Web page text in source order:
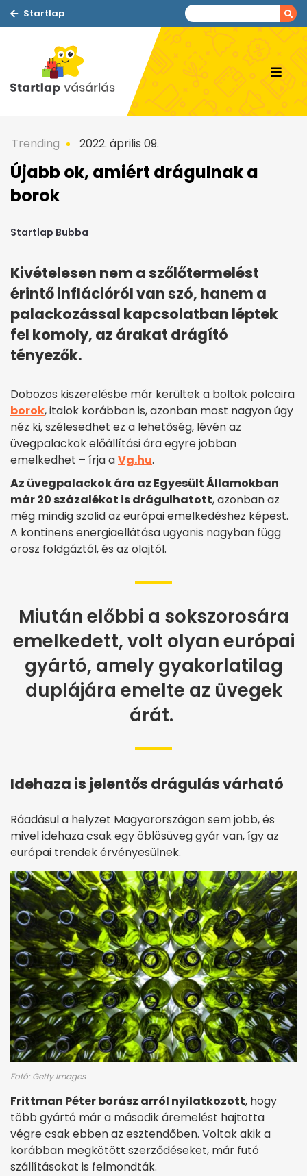
Startlap
Trending 2022. április 09.
Újabb ok, amiért drágulnak a
borok
Startlap Bubba
Kivételesen nem a szőlőtermelést
érintő inflációról van szó, hanem a
palackozással kapcsolatban léptek
fel komoly, az árakat drágító
tényezők.
Dobozos kiszerelésbe már kerültek a boltok polcaira
borok, italok korábban is, azonban most nagyon úgy
néz ki, szélesedhet ez a lehetőség, lévén az
üvegpalackok előállítási ára egyre jobban
emelkedhet – írja aVg.hu.
Az üvegpalackok ára az Egyesült Államokban
már 20 százalékot is drágulhatott, azonban az
még mindig szolid az európai emelkedéshez képest.
A kontinens energiaellátása ugyanis nagyban függ
orosz földgáztól, és az olajtól.
Miután előbbi a sokszorosára
emelkedett, volt olyan európai
gyártó, amely gyakorlatilag
duplájára emelte az üvegek
árát.
Idehaza is jelentős drágulás várható
Ráadásul a helyzet Magyarországon sem jobb, és
mivel idehaza csak egy öblösüveg gyár van, így az
európai trendek érvényesülnek.
Fotó: Getty Images
Frittman Péter borász arról nyilatkozott, hogy
több gyártó már a második áremelést hajtotta
végre csak ebben az esztendőben. Voltak akik a
korábban megkötött szerződéseket, már futó
szállításokat is felmondták.